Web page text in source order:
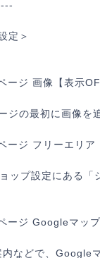
定＞
ージ 画像【表示
ジの最初に画像を
ージ フリーエリア
ップ設定にある「
ージ Googleマッ
内などで、Google